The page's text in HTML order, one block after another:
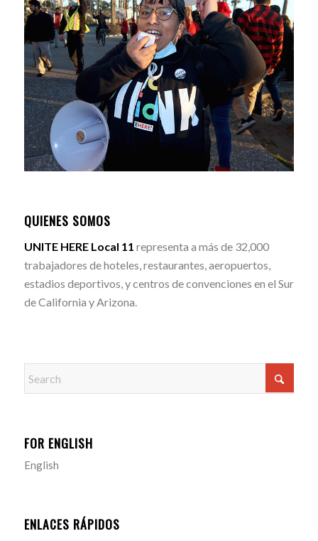
QUIENES SOMOS
UNITE HERE Local 11 representa a más de 32,000
trabajadores de hoteles, restaurantes, aeropuertos,
estadios deportivos, y centros de convenciones en el Sur
de California y Arizona.
FOR ENGLISH
English
ENLACES RÁPIDOS